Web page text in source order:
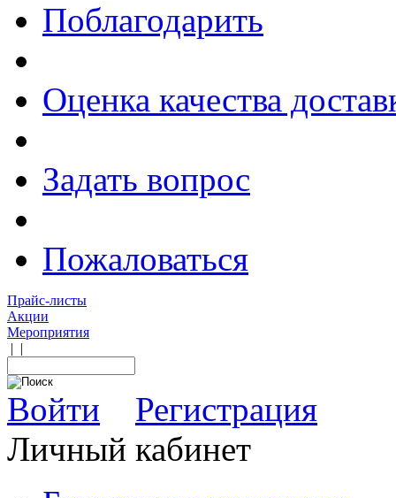
Поблагодарить
Оценка качества
Задать вопрос
Пожаловаться
Прайс-листы
Акции
Мероприятия
| |
Войти
Регистрация
Личный кабинет